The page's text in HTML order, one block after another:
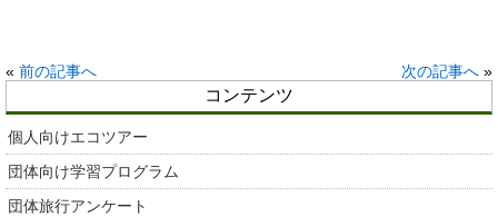
« 前の記事へ 次の記事へ »
コンテンツ
個人向けエコツアー
団体向け学習プログラム
団体旅行アンケート